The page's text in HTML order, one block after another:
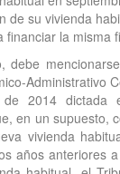
de su vivienda
financiar la misma
debe
Administrativo
de 2014 dictada
en un supuesto,
vivienda
años anteriores